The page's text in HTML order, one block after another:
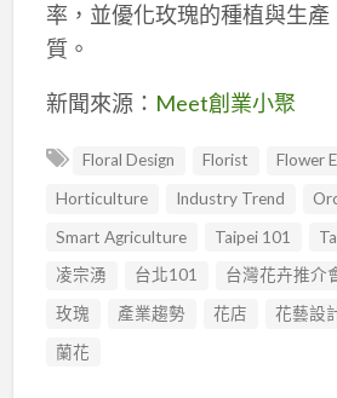
率，並優化玫瑰的種植與生
質。
新聞來源： Meet創業小聚
Floral Design Florist
Flower
Horticulture
Industry Trend
Smart Agriculture
Taipei 101
凌宗湧
台北101 台灣花卉推介
玫瑰
產業趨勢 花店 花藝設
蘭花